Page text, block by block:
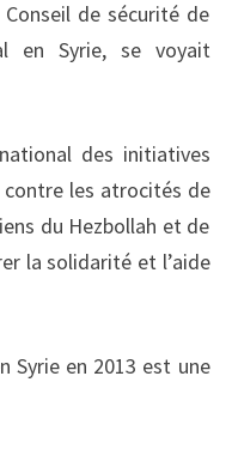
de sécurité de
en Syrie, se voyait
des initiatives
contre les atrocités de
du Hezbollah et de
la solidarité et l’aide
Syrie en 2013 est une